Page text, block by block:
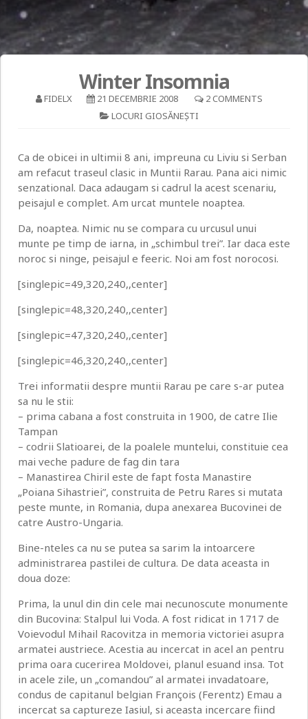
Winter Insomnia
FIDELX 21 DECEMBRIE 2008
2 COMMENTS
LOCURI GIOSĂNEȘTI
Ca de obicei in ultimii 8 ani, impreuna cu Liviu si Serban
am refacut traseul clasic in Muntii Rarau. Pana aici nimic
senzational. Daca adaugam si cadrul la acest scenariu,
peisajul e complet. Am urcat muntele noaptea.
Da, noaptea. Nimic nu se compara cu urcusul unui
munte pe timp de iarna, in „schimbul trei”. Iar daca este
noroc si ninge, peisajul e feeric. Noi am fost norocosi.
[singlepic=49,320,240,,center]
[singlepic=48,320,240,,center]
[singlepic=47,320,240,,center]
[singlepic=46,320,240,,center]
Trei informatii despre muntii Rarau pe care s-ar putea
sa nu le stii:
– prima cabana a fost construita in 1900, de catre Ilie
Tampan
– codrii Slatioarei, de la poalele muntelui, constituie cea
mai veche padure de fag din tara
– Manastirea Chiril este de fapt fosta Manastire
„Poiana Sihastriei”, construita de Petru Rares si mutata
peste munte, in Romania, dupa anexarea Bucovinei de
catre Austro-Ungaria.
Bine-nteles ca nu se putea sa sarim la intoarcere
administrarea pastilei de cultura. De data aceasta in
doua doze:
Prima, la unul din din cele mai necunoscute monumente
din Bucovina: Stalpul lui Voda. A fost ridicat in 1717 de
Voievodul Mihail Racovitza in memoria victoriei asupra
armatei austriece. Acestia au incercat in acel an pentru
prima oara cucerirea Moldovei, planul esuand insa. Tot
in acele zile, un „comandou” al armatei invadatoare,
condus de capitanul belgian François (Ferentz) Emau a
incercat sa captureze Iasiul, si aceasta incercare fiind